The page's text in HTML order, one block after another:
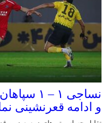
نساجی ۱
و ادامه قعرنشینی